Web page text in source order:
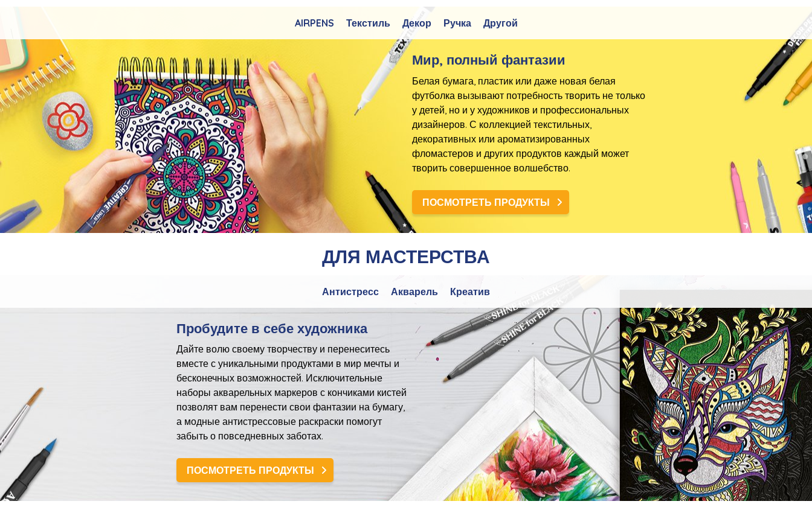
AIRPENS Текстиль Декор Ручка Другой
Мир, полный фантазии
Белая бумага, пластик или даже новая белая
футболка вызывают потребность творить не только
у детей, но и у художников и профессиональных
дизайнеров. С коллекцией текстильных,
декоративных или ароматизированных
фломастеров и других продуктов каждый может
творить совершенное волшебство.
ПОСМОТРЕТЬ ПРОДУКТЫ
ДЛЯ МАСТЕРСТВА
Антистресс Акварель Креатив
Пробудите в себе художника
Дайте волю своему творчеству и перенеситесь
вместе с уникальными продуктами в мир мечты и
бесконечных возможностей. Исключительные
наборы акварельных маркеров с кончиками кистей
позволят вам перенести свои фантазии на бумагу,
а модные антистрессовые раскраски помогут
забыть о повседневных заботах.
ПОСМОТРЕТЬ ПРОДУКТЫ